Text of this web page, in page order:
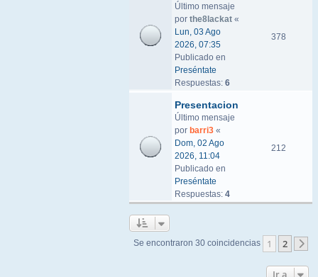
Último mensaje
por the8lackat «
Lun, 03 Ago
2026, 07:35
Publicado en
Preséntate
Respuestas: 6
378
Presentacion
Último mensaje
por barri3 «
Dom, 02 Ago
2026, 11:04
Publicado en
Preséntate
Respuestas: 4
212
Se encontraron 30 coincidencias 1 2
Ir a